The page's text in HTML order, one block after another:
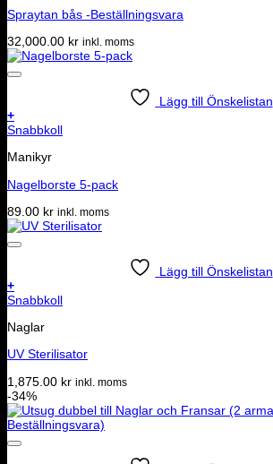
Spraytan bås -Beställningsvara
32,000.00 kr inkl. moms
Lägg till Önskelistan
+
Snabbkoll
Manikyr
Nagelborste 5-pack
89.00 kr inkl. moms
Lägg till Önskelistan
+
Snabbkoll
Naglar
UV Sterilisator
1,875.00 kr inkl. moms
-34%